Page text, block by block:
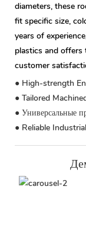
diameters, these
fit specific size,
years of
plastics and offers
customer
● High-strength
● Tailored
● Универсальные
● Reliable